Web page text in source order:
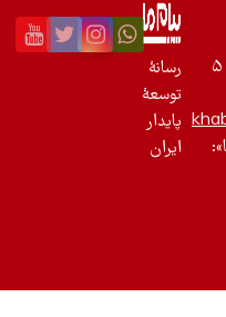
رسانۀ
توسعۀ
پایدار
ایران